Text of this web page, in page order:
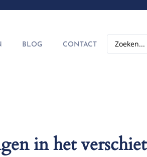
BLOG CONTACT
in het verschiet